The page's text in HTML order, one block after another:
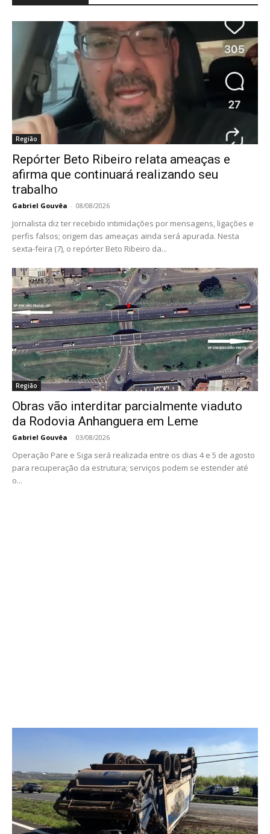
Região
Repórter Beto Ribeiro relata ameaças e
afirma que continuará realizando seu
trabalho
Gabriel Gouvêa - 08/08/2026
Jornalista diz ter recebido intimidações por mensagens, ligações e
perfis falsos; origem das ameaças ainda será apurada. Nesta
sexta-feira (7), o repórter Beto Ribeiro da...
Região
Obras vão interditar parcialmente viaduto
da Rodovia Anhanguera em Leme
Gabriel Gouvêa - 03/08/2026
Operação Pare e Siga será realizada entre os dias 4 e 5 de agosto
para recuperação da estrutura; serviços podem se estender até
o...